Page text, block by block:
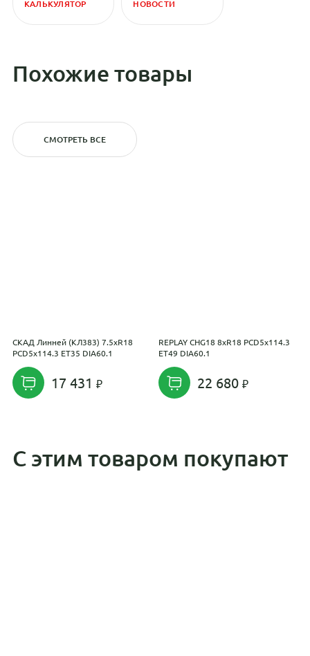
КАЛЬКУЛЯТОР НОВОСТИ
Похожие товары
СМОТРЕТЬ ВСЕ
СКАД Линней (КЛ383) 7.5xR18
PCD5x114.3 ET35 DIA60.1
17 431
REPLAY CHG18 8xR18 PCD5x114.3
ET49 DIA60.1
22 680
С этим товаром покупают